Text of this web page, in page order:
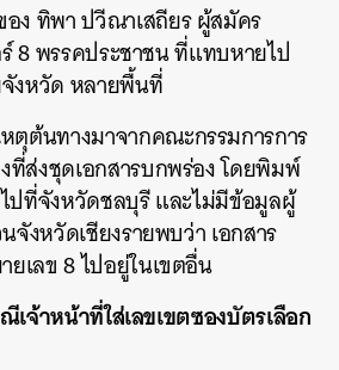
อง ทิพา ปวีณาเสถียร ผู้สมัคร
8 พรรคประชาชน ที่แทบหายไป
งหวัด หลายพื้นที่
ตุต้นทางมาจากคณะกรรมการการ
ที่ส่งชุดเอกสารบกพร่อง โดยพิมพ์
ปที่จังหวัดชลบุรี และไม่มีข้อมูลผู้
งหวัดเชียงรายพบว่า เอกสาร
เลข 8 ไปอยู่ในเขตอื่น
เจ้าหน้าที่ใส่เลขเขตซองบัตรเลือก